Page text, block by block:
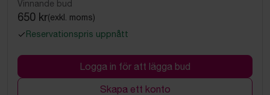
Vinnande bud
650 kr(exkl. moms)
Reservationspris uppnått
Logga in för att lägga bud
Skapa ett konto